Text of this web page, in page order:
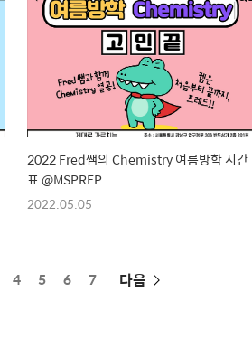
2022 Fred쌤의 Chemistry 여름방학 시간
표 @MSPREP
2022.05.05
페
4 5 6 7 다음